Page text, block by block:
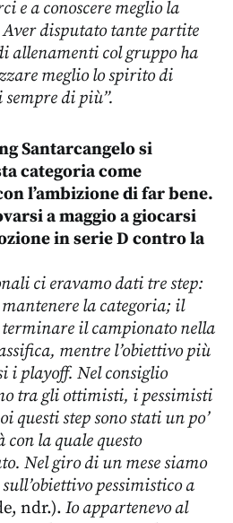
e a conoscere meglio la
Aver disputato tante partite
allenamenti col gruppo ha
meglio lo spirito di
di più”.
Santarcangelo si
categoria come
l’ambizione di far bene.
a maggio a giocarsi
in serie D contro la
ci eravamo dati tre step:
la categoria; il
terminare il campionato nella
mentre l’obiettivo più
i playoff. Nel consiglio
tra gli ottimisti, i pessimisti
questi step sono stati un po’
la quale questo
Nel giro di un mese siamo
pessimistico a
ndr.). Io appartenevo al